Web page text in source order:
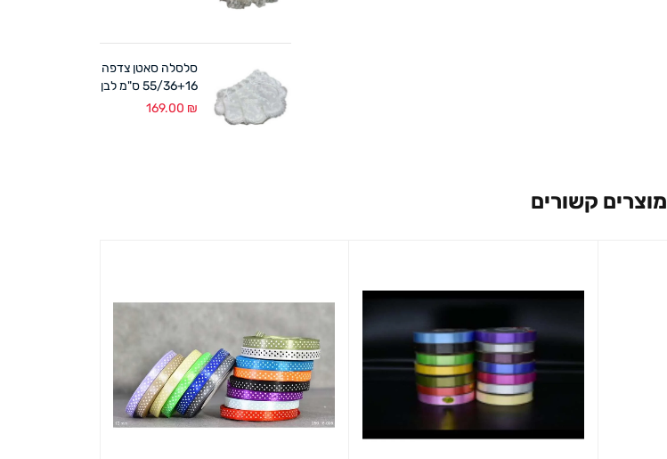
סלסלה סאטן צדפה
55/36+16 ס"מ לבן
169.00 ₪
מוצרים קשורים